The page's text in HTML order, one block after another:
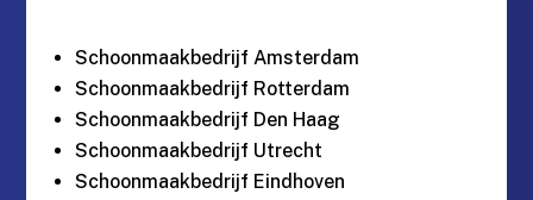
Schoonmaakbedrijf Amsterdam
Schoonmaakbedrijf Rotterdam
Schoonmaakbedrijf Den Haag
Schoonmaakbedrijf Utrecht
Schoonmaakbedrijf Eindhoven